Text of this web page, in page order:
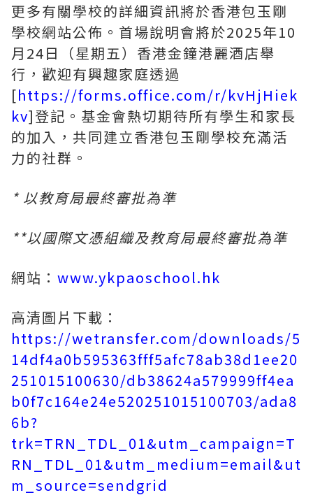
更多有關學校的詳細資訊將於香港包玉剛
學校網站公佈。首場說明會將於2025年10
月24日（星期五）香港金鐘港麗酒店舉
行，歡迎有興趣家庭透過
[https://forms.office.com/r/kvHjHiek
kv]登記。基金會熱切期待所有學生和家長
的加入，共同建立香港包玉剛學校充滿活
力的社群。
* 以教育局最終審批為準
**以國際文憑組織及教育局最終審批為準
網站： www.ykpaoschool.hk
高清圖片下載：
https://wetransfer.com/downloads/5
14df4a0b595363fff5afc78ab38d1ee20
251015100630/db38624a579999ff4ea
b0f7c164e24e520251015100703/ada8
6b?
trk=TRN_TDL_01&utm_campaign=T
RN_TDL_01&utm_medium=email&ut
m_source=sendgrid